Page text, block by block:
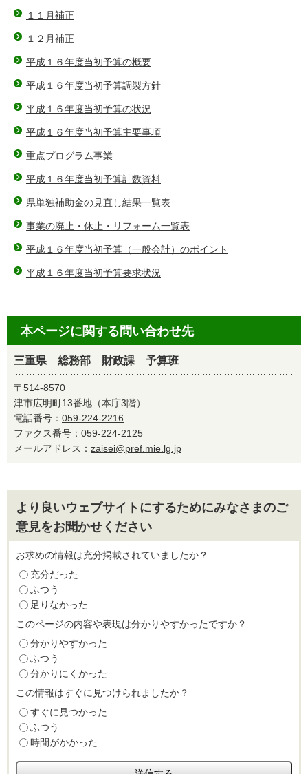
１１月補正
１２月補正
平成１６年度当初予算の概要
平成１６年度当初予算調製方針
平成１６年度当初予算の状況
平成１６年度当初予算主要事項
重点プログラム事業
平成１６年度当初予算計数資料
県単独補助金の見直し結果一覧表
事業の廃止・休止・リフォーム一覧表
平成１６年度当初予算（一般会計）のポイント
平成１６年度当初予算要求状況
本ページに関する問い合わせ先
三重県 総務部 財政課 予算班
〒514-8570
津市広明町13番地（本庁3階）
電話番号： 059-224-2216
ファクス番号：059-224-2125
メールアドレス： zaisei@pref.mie.lg.jp
より良いウェブサイトにするためにみなさまのご
意見をお聞かせください
お求めの情報は充分掲載されていましたか？
充分だった
ふつう
足りなかった
このページの内容や表現は分かりやすかったですか？
分かりやすかった
ふつう
分かりにくかった
この情報はすぐに見つけられましたか？
すぐに見つかった
ふつう
時間がかかった